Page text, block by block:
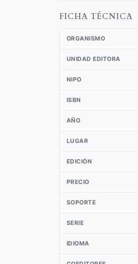
FICHA TÉCNICA
ORGANISMO
UNIDAD EDITORA
NIPO
ISBN
AÑO
LUGAR
EDICIÓN
PRECIO
SOPORTE
SERIE
IDIOMA